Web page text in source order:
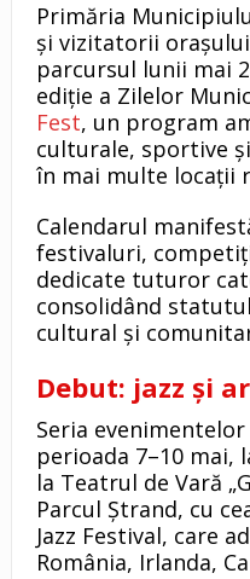
Primăria
și vizitatorii
parcursul lunii mai
ediție a Zilelor
Fest, un program
culturale, sportive
în mai multe locații
Calendarul
festivaluri,
dedicate tuturor
consolidând
cultural și
Debut: jazz și
Seria
perioada 7–10 mai,
la Teatrul de Vară
Parcul Ștrand, cu
Jazz Festival, care
România, Irlanda,